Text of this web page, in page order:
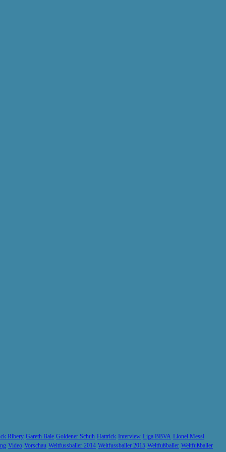
Ribery Gareth Bale Goldener Schuh Hattrick Interview Liga BBVA Lionel Messi
Video Vorschau Weltfussballer 2014 Weltfussballer 2015 Weltfußballer Weltfußballer